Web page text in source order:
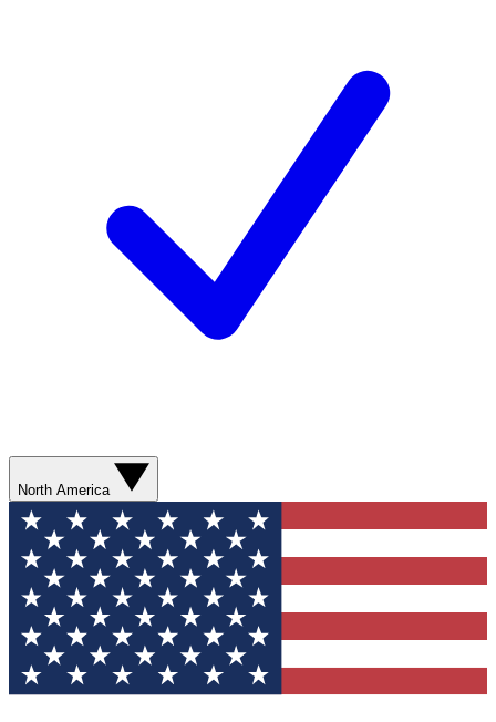
North America